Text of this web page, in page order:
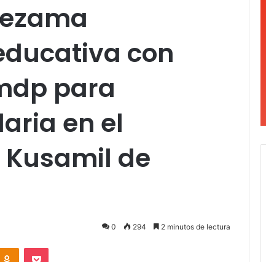
con
para
en el
de
0 294 2 minutos de lectura
Odnoklassniki
Pocket